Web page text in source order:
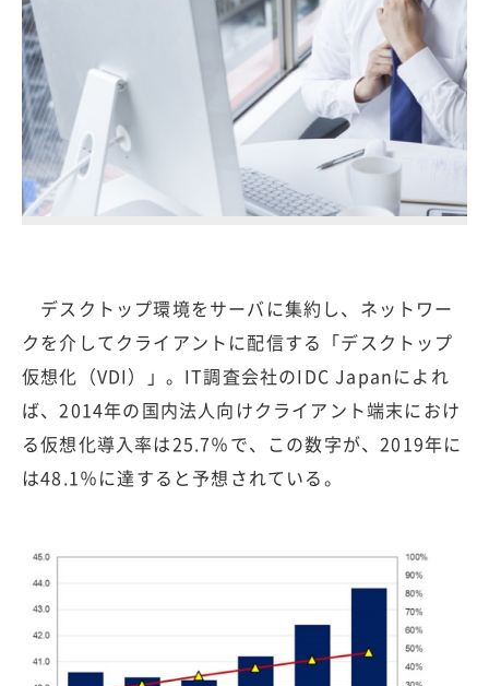
デスクトップ環境をサーバに集約し、ネットワー
クを介してクライアントに配信する「デスクトップ
仮想化（VDI）」。IT調査会社のIDC Japanによれ
ば、2014年の国内法人向けクライアント端末におけ
る仮想化導入率は25.7％で、この数字が、2019年に
は48.1％に達すると予想されている。